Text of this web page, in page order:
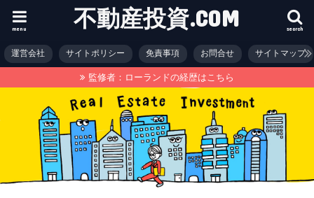
不動産投資.COM search
menu
運営会社 サイトポリシー 免責事項 お問合せ サイトマップ
監修者：ローランドの経歴はこちら